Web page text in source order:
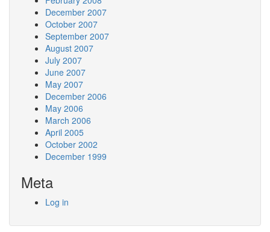
December 2007
October 2007
September 2007
August 2007
July 2007
June 2007
May 2007
December 2006
May 2006
March 2006
April 2005
October 2002
December 1999
Meta
Log in